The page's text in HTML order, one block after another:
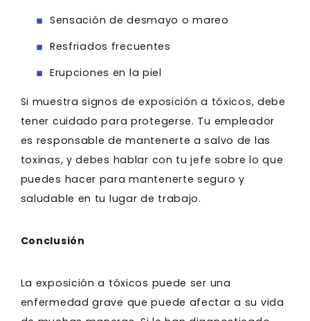
Sensación de desmayo o mareo
Resfriados frecuentes
Erupciones en la piel
Si muestra signos de exposición a tóxicos, debe
tener cuidado para protegerse. Tu empleador
es responsable de mantenerte a salvo de las
toxinas, y debes hablar con tu jefe sobre lo que
puedes hacer para mantenerte seguro y
saludable en tu lugar de trabajo.
Conclusión
La exposición a tóxicos puede ser una
enfermedad grave que puede afectar a su vida